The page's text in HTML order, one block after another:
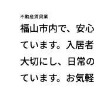
不動産賃貸業
福山市内で、安
ています。入居
大切にし、日常
ています。お気